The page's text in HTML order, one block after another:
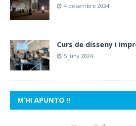
4 desembre 2024
Curs de disseny i
5 juny 2024
M’HI APUNTO !!